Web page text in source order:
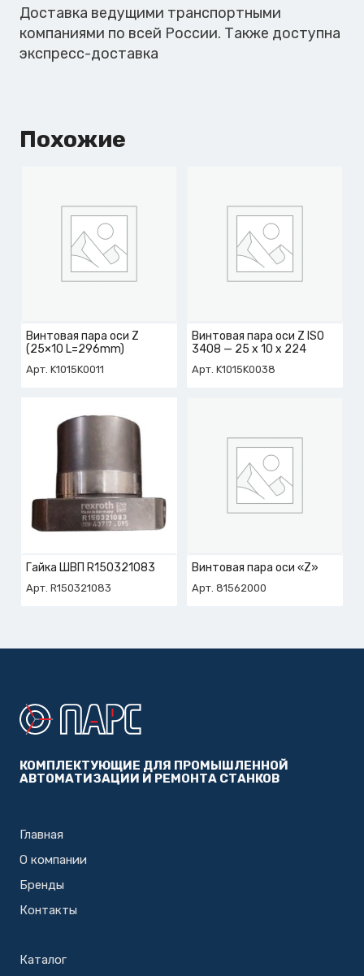
Доставка ведущими транспортными
компаниями по всей России. Также доступна
экспресс-доставка
Похожие
Винтовая пара оси Z
(25×10 L=296mm)
Арт. K1015K0011
Винтовая пара оси Z ISO
3408 — 25 x 10 x 224
Арт. K1015K0038
Гайка ШВП R150321083
Арт. R150321083
Винтовая пара оси «Z»
Арт. 81562000
КОМПЛЕКТУЮЩИЕ ДЛЯ ПРОМЫШЛЕННОЙ
АВТОМАТИЗАЦИИ И РЕМОНТА СТАНКОВ
Главная
О компании
Бренды
Контакты
Каталог